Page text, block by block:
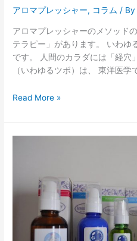
アロマプレッシャー, コラム /
アロマプレッシャーのメソッド
テラピー」があります。 いわゆ
です。 人間のカラダには「経穴
（いわゆるツボ）は、 東洋医学
ポ
ン
ト
テ
ラ
ー
Read More »
レ